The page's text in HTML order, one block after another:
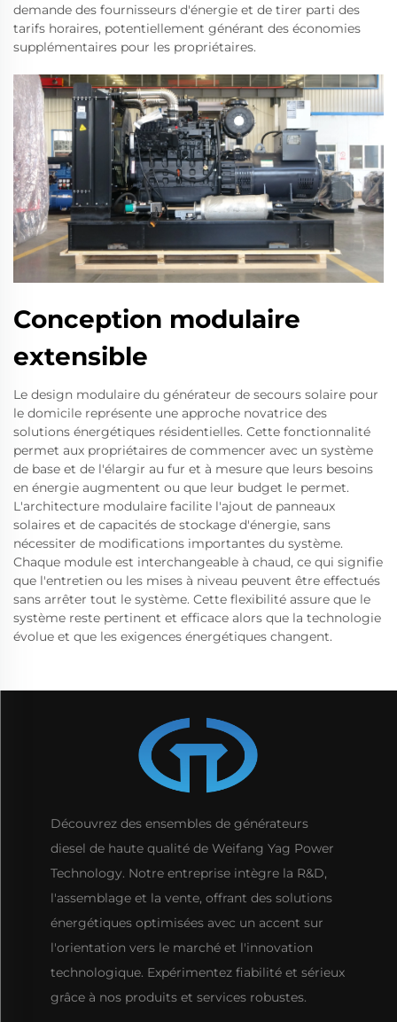
demande des fournisseurs d'énergie et de tirer parti des
tarifs horaires, potentiellement générant des économies
supplémentaires pour les propriétaires.
Conception modulaire
extensible
Le design modulaire du générateur de secours solaire pour
le domicile représente une approche novatrice des
solutions énergétiques résidentielles. Cette fonctionnalité
permet aux propriétaires de commencer avec un système
de base et de l'élargir au fur et à mesure que leurs besoins
en énergie augmentent ou que leur budget le permet.
L'architecture modulaire facilite l'ajout de panneaux
solaires et de capacités de stockage d'énergie, sans
nécessiter de modifications importantes du système.
Chaque module est interchangeable à chaud, ce qui signifie
que l'entretien ou les mises à niveau peuvent être effectués
sans arrêter tout le système. Cette flexibilité assure que le
système reste pertinent et efficace alors que la technologie
évolue et que les exigences énergétiques changent.
Découvrez des ensembles de générateurs
diesel de haute qualité de Weifang Yag Power
Technology. Notre entreprise intègre la R&D,
l'assemblage et la vente, offrant des solutions
énergétiques optimisées avec un accent sur
l'orientation vers le marché et l'innovation
technologique. Expérimentez fiabilité et sérieux
grâce à nos produits et services robustes.